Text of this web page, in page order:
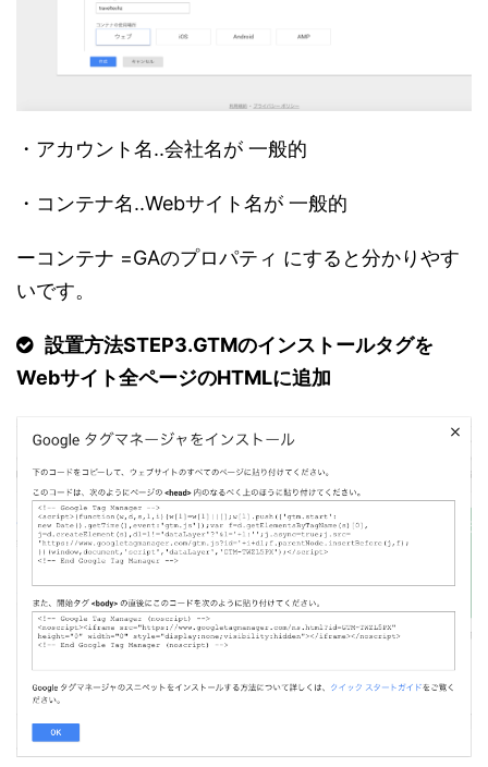
・アカウント名..会社名が 一般的
・コンテナ名..Webサイト名が 一般的
ーコンテナ =GAのプロパティ にすると分かりやす
いです。
設置方法STEP3.GTMのインストールタグを
Webサイト全ページのHTMLに追加